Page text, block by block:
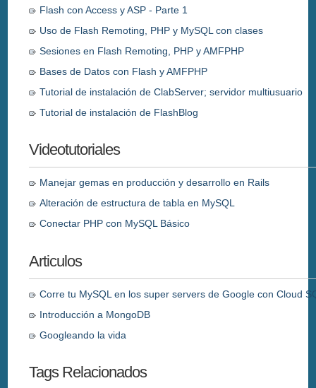
Flash con Access y ASP - Parte 1
Uso de Flash Remoting, PHP y MySQL con clases
Sesiones en Flash Remoting, PHP y AMFPHP
Bases de Datos con Flash y AMFPHP
Tutorial de instalación de ClabServer; servidor multiusuario
Tutorial de instalación de FlashBlog
Videotutoriales
Manejar gemas en producción y desarrollo en Rails
Alteración de estructura de tabla en MySQL
Conectar PHP con MySQL Básico
Articulos
Corre tu MySQL en los super servers de Google con Cloud
Introducción a MongoDB
Googleando la vida
Tags Relacionados